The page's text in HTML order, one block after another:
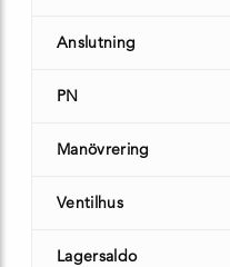
Anslutning
PN
Manövrering
Ventilhus
Lagersaldo